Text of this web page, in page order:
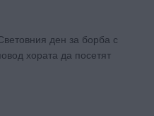
ден за борба с
хората да посетят